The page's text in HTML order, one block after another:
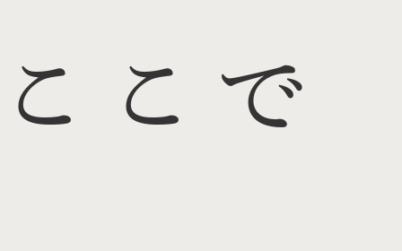
ここで